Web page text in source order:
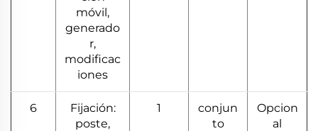
móvil,
generado
r,
modificac
iones
6
Fijación:
poste,
1
conjun
to
Opcion
al